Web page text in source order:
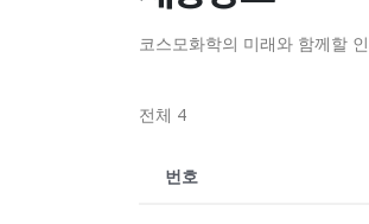
코스모화학의 미래와 함께할
전체 4
번호